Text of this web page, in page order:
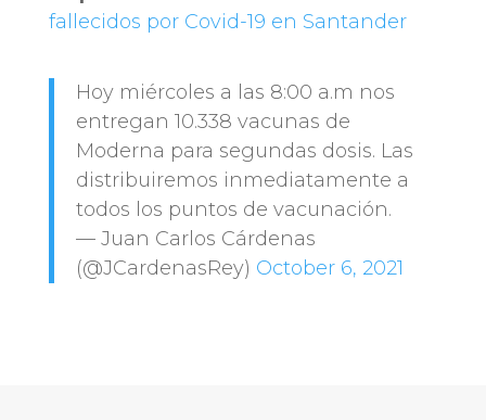
fallecidos por Covid-19 en Santander
Hoy miércoles a las 8:00 a.m nos
entregan 10.338 vacunas de
Moderna para segundas dosis. Las
distribuiremos inmediatamente a
todos los puntos de vacunación.
— Juan Carlos Cárdenas
(@JCardenasRey) October 6, 2021